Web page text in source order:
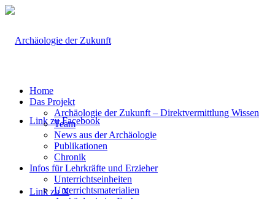
Link zu Facebook
Link zu X
Home
Das Projekt
Archäologie der Zukunft – Direktvermittlung Wissen
Team
News aus der Archäologie
Publikationen
Chronik
Infos für Lehrkräfte und Erzieher
Unterrichtseinheiten
Unterrichtsmaterialien